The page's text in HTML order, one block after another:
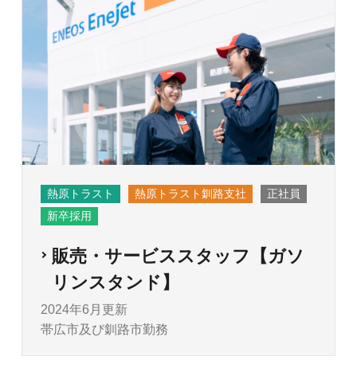
熱原トラスト 熱原トラスト釧路支社
正社員
新卒採用
販売・サービススタッフ【ガソ
リンスタンド】
2024年6月更新
帯広市及び釧路市勤務